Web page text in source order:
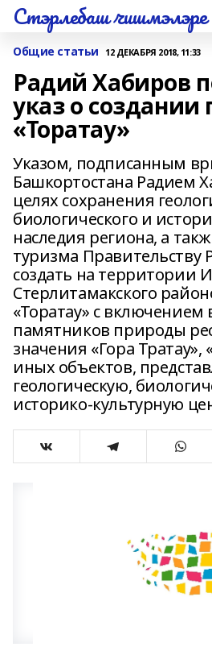
Стэрлебаш чишмэлэре
Общие статьи 12 ДЕКАБРЯ 2018, 11:33
Радий Хабиров
указ о создании
«Торатау»
Указом, подписанным
Башкортостана Радием
целях сохранения
биологического и
наследия региона, а
туризма Правительству
создать на территории
Стерлитамакского
«Торатау» с включением
памятников природы
значения «Гора Тратау»,
иных объектов,
геологическую,
историко-культурную